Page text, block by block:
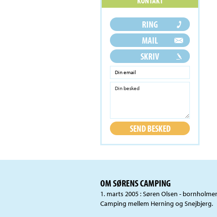
OM SØRENS CAMPING
1. marts 2005 : Søren Olsen -
Camping mellem Herning og Snejbjerg.